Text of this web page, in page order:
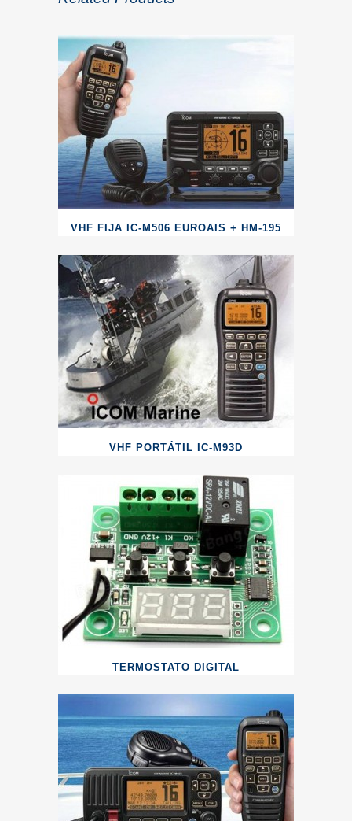
VHF FIJA IC-M506 EUROAIS + HM-195
VHF PORTÁTIL IC-M93D
TERMOSTATO DIGITAL